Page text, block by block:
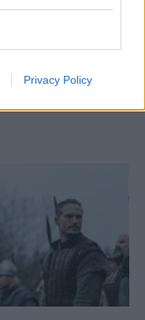
Privacy Policy